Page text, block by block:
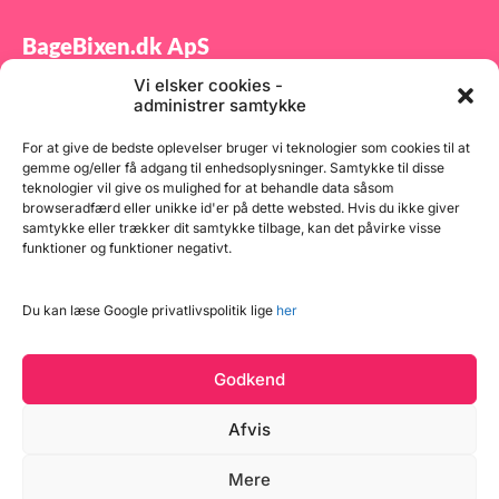
Vi elsker cookies -
administrer samtykke
For at give de bedste oplevelser bruger vi teknologier som cookies til at
gemme og/eller få adgang til enhedsoplysninger. Samtykke til disse
teknologier vil give os mulighed for at behandle data såsom
browseradfærd eller unikke id'er på dette websted. Hvis du ikke giver
samtykke eller trækker dit samtykke tilbage, kan det påvirke visse
funktioner og funktioner negativt.
Du kan læse Google privatlivspolitik lige her
Godkend
Afvis
Mere
BageBixen.dk ApS
Tilmeld dig vores nyhedsbrev og modtag gode tilbud
samt spændende produktnyheder direkte i din
indbakke.